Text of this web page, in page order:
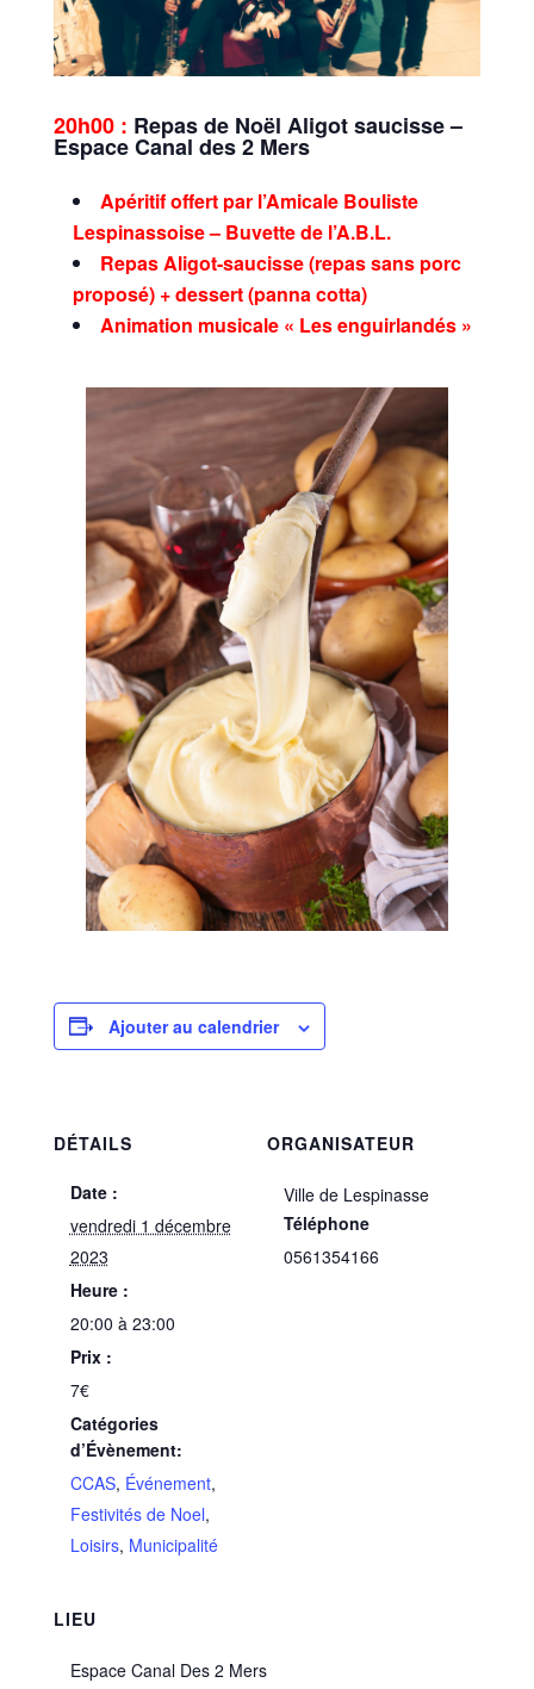
20h00 : Repas de Noël Aligot saucisse –
Espace Canal des 2 Mers
Apéritif offert par l’Amicale Bouliste
Lespinassoise – Buvette de l’A.B.L.
Repas Aligot-saucisse (repas sans porc
proposé) + dessert (panna cotta)
Animation musicale « Les enguirlandés »
Ajouter au calendrier
DÉTAILS
Date :
vendredi 1 décembre
2023
Heure :
20:00 à 23:00
Prix :
7€
Catégories
d’Évènement:
CCAS, Événement,
Festivités de Noel,
Loisirs, Municipalité
LIEU
Espace Canal Des 2 Mers
ORGANISATEUR
Ville de Lespinasse
Téléphone
0561354166